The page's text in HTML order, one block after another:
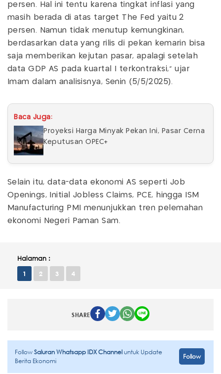
persen. Hal ini tentu karena tingkat inflasi yang
masih berada di atas target The Fed yaitu 2
persen. Namun tidak menutup kemungkinan,
berdasarkan data yang rilis di pekan kemarin bisa
saja memberikan kejutan pasar, apalagi setelah
data GDP AS pada kuartal I terkontraksi,” ujar
Imam dalam analisisnya, Senin (5/5/2025).
Baca Juga:
Proyeksi Harga Minyak Pekan Ini, Pasar Cerna
Keputusan OPEC+
Selain itu, data-data ekonomi AS seperti Job
Openings, Initial Jobless Claims, PCE, hingga ISM
Manufacturing PMI menunjukkan tren pelemahan
ekonomi Negeri Paman Sam.
Halaman :
1 2 3 4
SHARE
FollowSaluran Whatsapp IDX Channeluntuk Update
Berita Ekonomi
Follow